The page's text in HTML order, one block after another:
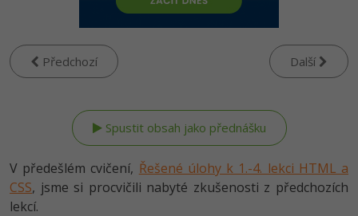
HTML5, CSS3, Bootstrap, SEO
SQL a databáze
UML a návrhové vzory
React
PHP
JavaScript
Python
HTML / CSS
UML a návrhové vzory
Vývojář mobilních aplikací
Specialista na AI a bigdata
Webdesigner
Tester
Systémový administrátor
-80%
JavaScript
-80%
C++ -80%
Swift
-80%
Digitální gramotnost
Marketing
SEO -30%
UX
-80%
Adobe Illustrator
Adobe XD -15%
Adobe InDesign -25%
Předchozí Další
V předešlém cvičení, Řešené úlohy k 1.-4. lekci HTML a
CSS, jsme si procvičili nabyté zkušenosti z předchozích
lekcí.